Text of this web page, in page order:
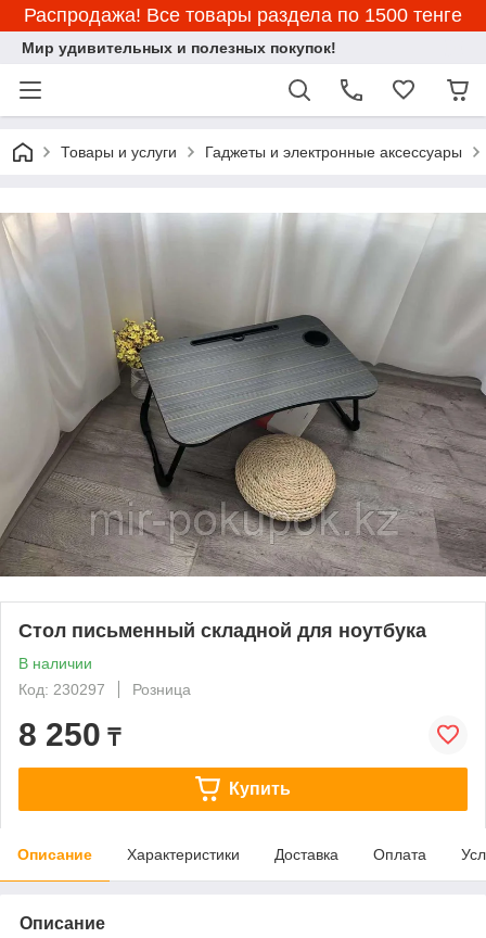
Распродажа! Все товары раздела по 1500 тенге
Мир удивительных и полезных покупок!
Товары и услуги Гаджеты и электронные аксессуары
Стол письменный складной для ноутбука
В наличии
Код: 230297
Розница
8 250 ₸
Купить
Описание Характеристики Доставка Оплата
Описание